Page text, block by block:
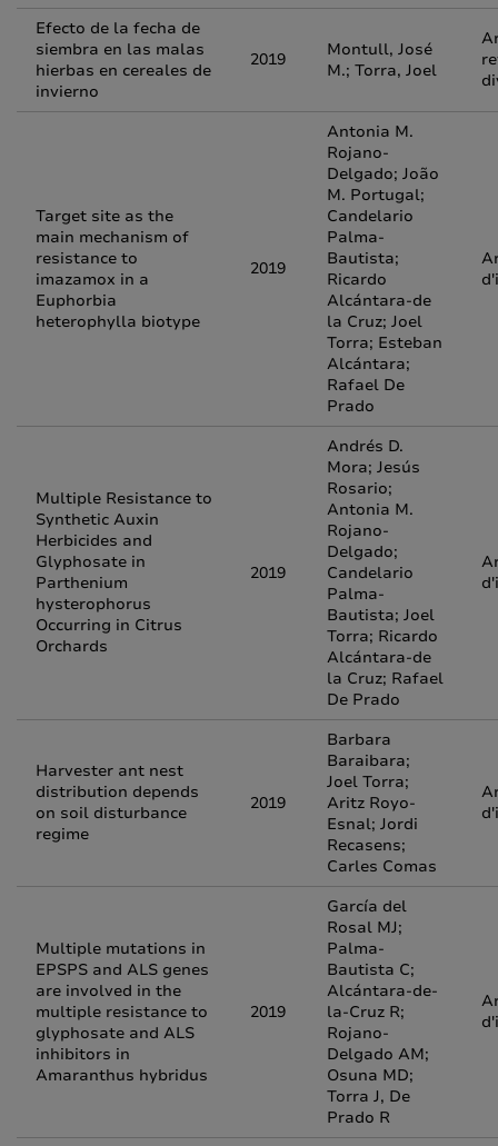
Efecto de la fecha de
siembra en las malas
hierbas en cereales de
invierno
2019
Montull, José
M.; Torra, Joel
Target site as the
main mechanism of
resistance to
imazamox in a
Euphorbia
heterophylla biotype
2019
Antonia M.
Rojano-
Delgado; João
M. Portugal;
Candelario
Palma-
Bautista;
Ricardo
Alcántara-de
la Cruz; Joel
Torra; Esteban
Alcántara;
Rafael De
Prado
Multiple Resistance to
Synthetic Auxin
Herbicides and
Glyphosate in
Parthenium
hysterophorus
Occurring in Citrus
Orchards
2019
Andrés D.
Mora; Jesús
Rosario;
Antonia M.
Rojano-
Delgado;
Candelario
Palma-
Bautista; Joel
Torra; Ricardo
Alcántara-de
la Cruz; Rafael
De Prado
Harvester ant nest
distribution depends
on soil disturbance
regime
2019
Barbara
Baraibara;
Joel Torra;
Aritz Royo-
Esnal; Jordi
Recasens;
Carles Comas
Multiple mutations in
EPSPS and ALS genes
are involved in the
multiple resistance to
glyphosate and ALS
inhibitors in
Amaranthus hybridus
2019
García del
Rosal MJ;
Palma-
Bautista C;
Alcántara-de-
la-Cruz R;
Rojano-
Delgado AM;
Osuna MD;
Torra J, De
Prado R